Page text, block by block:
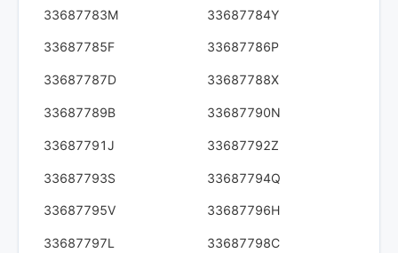
33687783M 33687784Y
33687785F 33687786P
33687787D 33687788X
33687789B 33687790N
33687791J 33687792Z
33687793S 33687794Q
33687795V 33687796H
33687797L 33687798C